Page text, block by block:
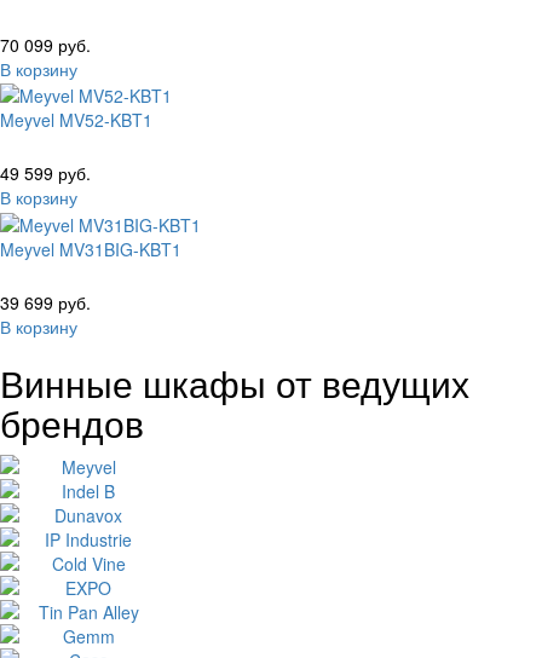
70 099 руб.
В корзину
Meyvel MV52-KBT1
49 599 руб.
В корзину
Meyvel MV31BIG-KBT1
39 699 руб.
В корзину
Винные шкафы от ведущих
брендов